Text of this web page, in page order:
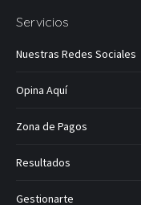
Servicios
Nuestras Redes Sociales
Opina Aquí
Zona de Pagos
Resultados
Gestionarte